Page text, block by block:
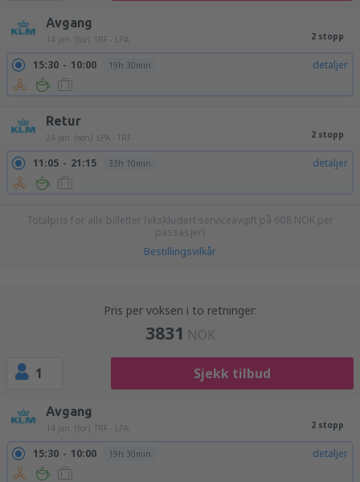
Avgang
14 jan. (tor) TRF - LPA 2 stopp
15:30 10:00 19h 30min detaljer
Retur
24 jan. (søn) LPA - TRF 2 stopp
11:05 21:15 33h 10min detaljer
Totalpris for alle billetter (ekskludert serviceavgift på 608 NOK per
passasjer)
Bestillingsvilkår
Pris per voksen i to retninger:
3831 NOK
1 Sjekk tilbud
Avgang
14 jan. (tor) TRF - LPA 2 stopp
15:30 10:00 19h 30min detaljer